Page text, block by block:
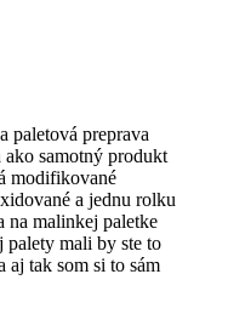
paletová preprava
ako samotný produkt
modifikované
a jednu rolku
na malinkej paletke
palety mali by ste to
aj tak som si to sám